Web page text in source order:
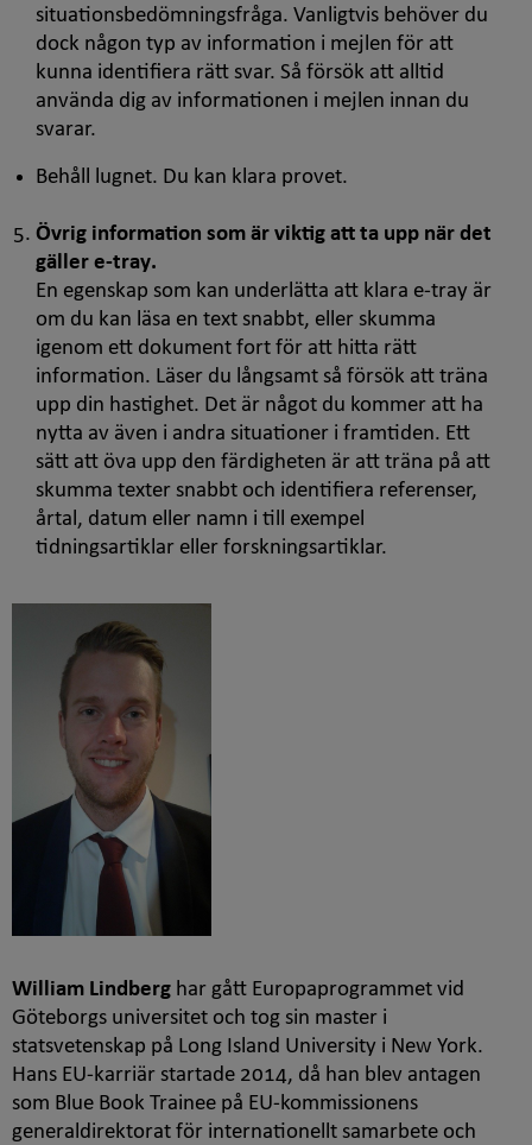
situationsbedömningsfråga. Vanligtvis behöver du
dock någon typ av information i mejlen för att
kunna identifiera rätt svar. Så försök att alltid
använda dig av informationen i mejlen innan du
svarar.
Behåll lugnet. Du kan klara provet.
Övrig information som är viktig att ta upp när det
gäller e-tray.
En egenskap som kan underlätta att klara e-tray är
om du kan läsa en text snabbt, eller skumma
igenom ett dokument fort för att hitta rätt
information. Läser du långsamt så försök att träna
upp din hastighet. Det är något du kommer att ha
nytta av även i andra situationer i framtiden. Ett
sätt att öva upp den färdigheten är att träna på att
skumma texter snabbt och identifiera referenser,
årtal, datum eller namn i till exempel
tidningsartiklar eller forskningsartiklar.
William Lindberg har gått Europaprogrammet vid
Göteborgs universitet och tog sin master i
statsvetenskap på Long Island University i New York.
Hans EU-karriär startade 2014, då han blev antagen
som Blue Book Trainee på EU-kommissionens
generaldirektorat för internationellt samarbete och